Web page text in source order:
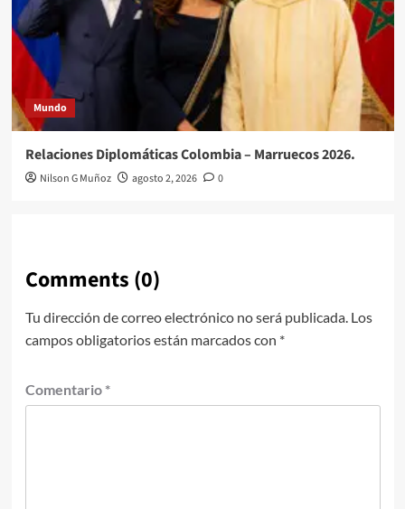
Mundo
Relaciones Diplomáticas Colombia – Marruecos 2026.
Nilson G Muñoz agosto 2, 2026 0
Comments (0)
Tu dirección de correo electrónico no será publicada. Los
campos obligatorios están marcados con *
Comentario *